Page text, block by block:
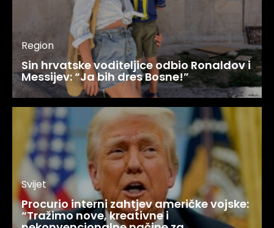
Region
Sin hrvatske voditeljice odbio Ronaldov i
Messijev: “Ja bih dres Bosne!”
Svijet
Procurio interni zahtjev američke vojske:
“Tražimo nove, kreativne i